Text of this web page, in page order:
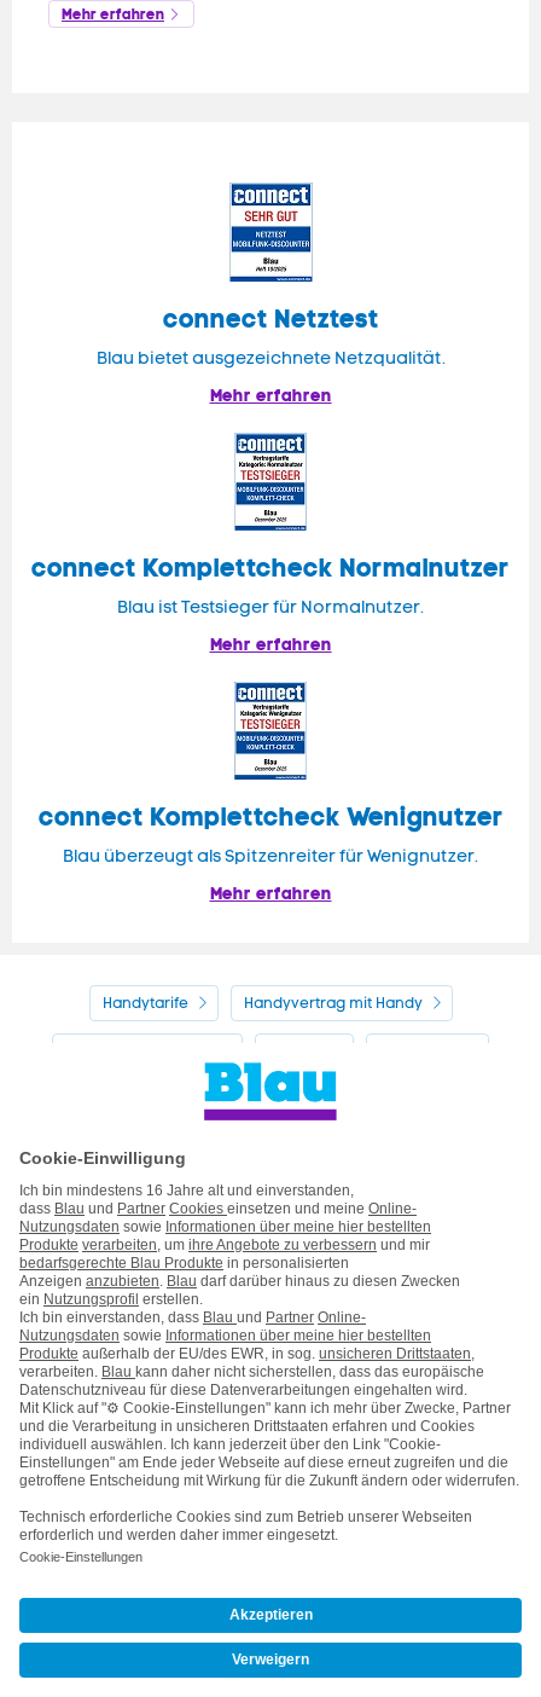
Mehr erfahren
connect Netztest
Blau bietet ausgezeichnete Netzqualität.
Mehr erfahren
connect Komplettcheck Normalnutzer
Blau ist Testsieger für Normalnutzer.
Mehr erfahren
connect Komplettcheck Wenignutzer
Blau überzeugt als Spitzenreiter für Wenignutzer.
Mehr erfahren
Handytarife Handyvertrag mit Handy
Handyvertrag ohne Handy
Kontakt Impressum AGB & Pflichtinformationen
Hinweise ElektroG/BattG Datenschutz
Barrierefreiheit Karriere Cookie-Einstellungen
Kooperations- & Werbepartner Vertrag widerrufen
Vertrag kündigen
Nach oben
© Telefónica Germany GmbH & Co. OHG